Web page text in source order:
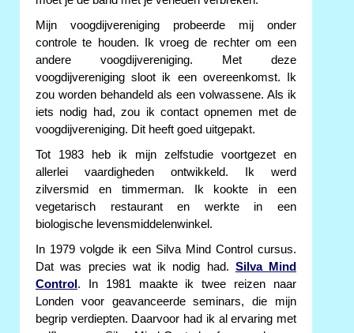
Mijn voogdijvereniging probeerde mij onder
controle te houden. Ik vroeg de rechter om een
andere voogdijvereniging. Met deze
voogdijvereniging sloot ik een overeenkomst. Ik
zou worden behandeld als een volwassene. Als ik
iets nodig had, zou ik contact opnemen met de
voogdijvereniging. Dit heeft goed uitgepakt.
Tot 1983 heb ik mijn zelfstudie voortgezet en
allerlei vaardigheden ontwikkeld. Ik werd
zilversmid en timmerman. Ik kookte in een
vegetarisch restaurant en werkte in een
biologische levensmiddelenwinkel.
In 1979 volgde ik een Silva Mind Control cursus.
Dat was precies wat ik nodig had. Silva Mind
Control . In 1981 maakte ik twee reizen naar
Londen voor geavanceerde seminars, die mijn
begrip verdiepten. Daarvoor had ik al ervaring met